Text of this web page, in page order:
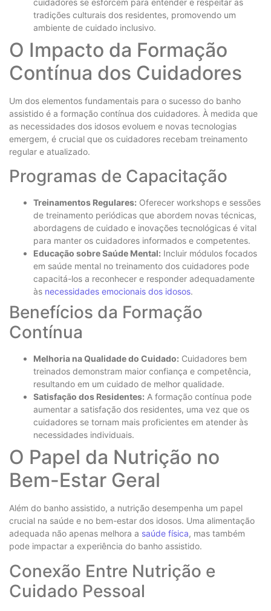
tradições culturais dos residentes, promovendo um
ambiente de cuidado inclusivo.
O Impacto da Formação
Contínua dos Cuidadores
Um dos elementos fundamentais para o sucesso do banho
assistido é a formação contínua dos cuidadores. À medida que
as necessidades dos idosos evoluem e novas tecnologias
emergem, é crucial que os cuidadores recebam treinamento
regular e atualizado.
Programas de Capacitação
Treinamentos Regulares: Oferecer workshops e sessões
de treinamento periódicas que abordem novas técnicas,
abordagens de cuidado e inovações tecnológicas é vital
para manter os cuidadores informados e competentes.
Educação sobre Saúde Mental: Incluir módulos focados
em saúde mental no treinamento dos cuidadores pode
capacitá-los a reconhecer e responder adequadamente
às necessidades emocionais dos idosos.
Benefícios da Formação
Contínua
Melhoria na Qualidade do Cuidado: Cuidadores bem
treinados demonstram maior confiança e competência,
resultando em um cuidado de melhor qualidade.
Satisfação dos Residentes: A formação contínua pode
aumentar a satisfação dos residentes, uma vez que os
cuidadores se tornam mais proficientes em atender às
necessidades individuais.
O Papel da Nutrição no
Bem-Estar Geral
Além do banho assistido, a nutrição desempenha um papel
crucial na saúde e no bem-estar dos idosos. Uma alimentação
adequada não apenas melhora a saúde física, mas também
pode impactar a experiência do banho assistido.
Conexão Entre Nutrição e
Cuidado Pessoal